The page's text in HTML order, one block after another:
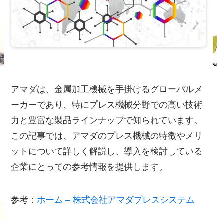
アマダは、金属加工機械を手掛けるグローバルメ
ーカーであり、特にプレス機械分野での高い技術
力と豊富な製品ラインナップで知られています。
この記事では、アマダのプレス機械の特徴やメリ
ットについて詳しく解説し、導入を検討している
企業にとっての参考情報を提供します。
参考： ホーム – 株式会社アマダプレスシステム